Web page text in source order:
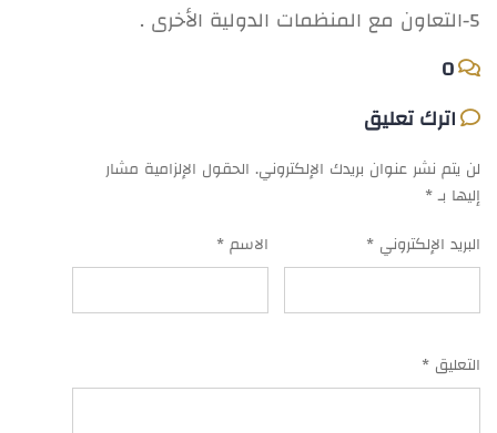
5-التعاون مع المنظمات الدولية الأخرى .
0
اترك تعليق
لن يتم نشر عنوان بريدك الإلكتروني. الحقول الإلزامية مشار
إليها بـ*
الاسم* البريد الإلكتروني*
التعليق *